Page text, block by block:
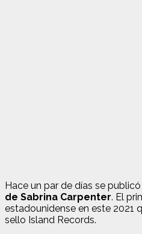
Hace un par de días se
de Sabrina Carpenter. El
estadounidense en este 2021
sello Island Records.